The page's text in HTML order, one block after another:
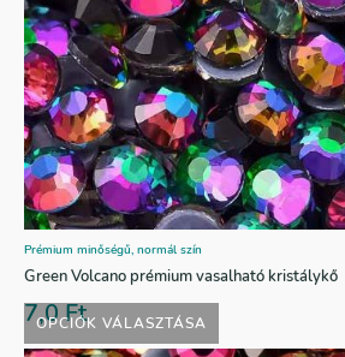
OPCIÓK VÁLASZTÁSA
Prémium minőségű, normál szín
Green Volcano prémium vasalható kristálykő
7,0Ft